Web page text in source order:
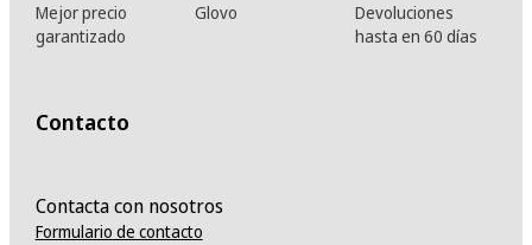
Mejor precio
garantizado
Glovo
Devoluciones
hasta en 60 días
Contacto
Contacta con nosotros
Formulario de contacto